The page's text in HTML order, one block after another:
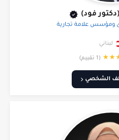
فود)
ومؤسس علامة تجارية
لبناني
★
★ (1 تقييم)
الشخصي